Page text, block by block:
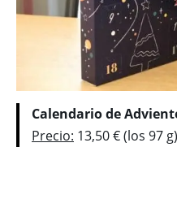
Calendario de
Precio: 13,50 € (los 97 g)